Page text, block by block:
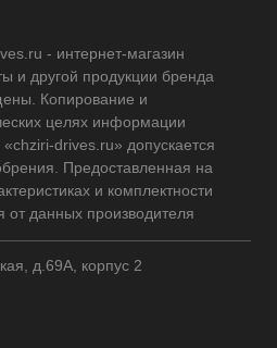
- интернет-магазин
и другой продукции бренда
Копирование и
целях информации
drives.ru» допускается
Предоставленная на
и комплектности
от данных производителя
д.69А, корпус 2